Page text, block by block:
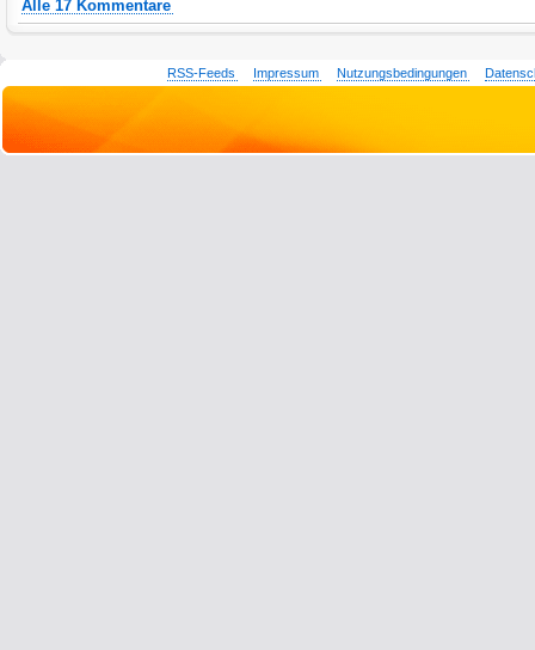
Alle 17 Kommentare
RSS-Feeds Impressum Nutzungsbedingungen